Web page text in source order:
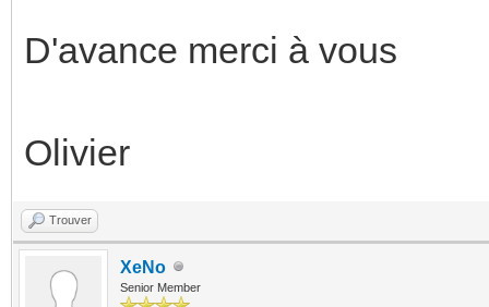
D'avance merci à vous
Olivier
Trouver
XeNo
Senior Member